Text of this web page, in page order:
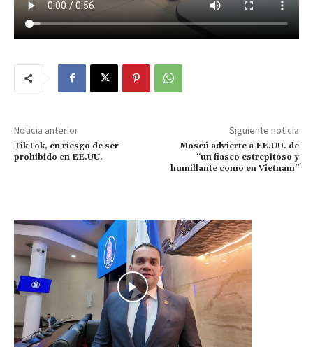
Noticia anterior
TikTok, en riesgo de ser
prohibido en EE.UU.
Siguiente noticia
Moscú advierte a EE.UU. de
“un fiasco estrepitoso y
humillante como en Vietnam”